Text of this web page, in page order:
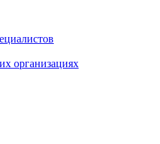
организациях